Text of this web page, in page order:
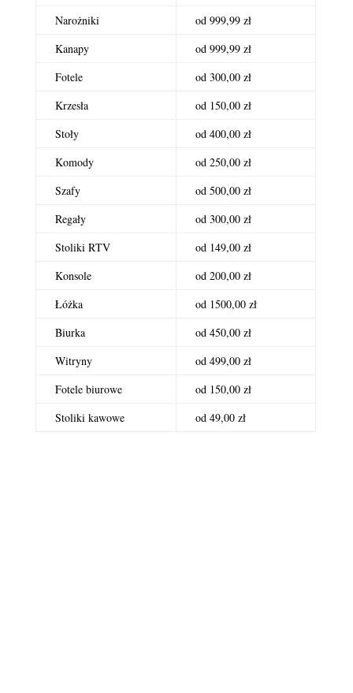
Narożniki
od 999,99 zł
Kanapy
od 999,99 zł
Fotele
od 300,00 zł
Krzesła
od 150,00 zł
Stoły
od 400,00 zł
Komody
od 250,00 zł
Szafy
od 500,00 zł
Regały
od 300,00 zł
Stoliki RTV
od 149,00 zł
Konsole
od 200,00 zł
Łóżka
od 1500,00 zł
Biurka
od 450,00 zł
Witryny
od 499,00 zł
Fotele biurowe
od 150,00 zł
Stoliki kawowe
od 49,00 zł